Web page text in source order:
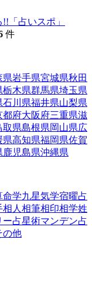
件
県岩手県宮城県秋田
栃木県群馬県埼玉県
石川県福井県山梨県
都府大阪府三重県滋
取県島根県岡山県広
県高知県福岡県佐賀
鹿児島県沖縄県
命学九星気学宿曜占
相 人相筆相印相学姓
ー占星術マンデン占
の他